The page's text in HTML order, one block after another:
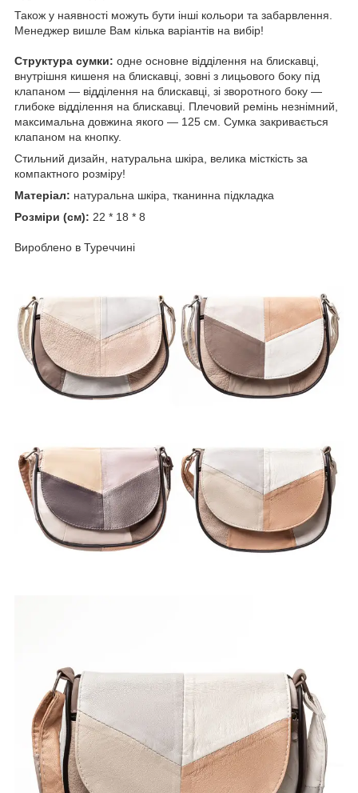
Також у наявності можуть бути інші кольори та забарвлення.
Менеджер вишле Вам кілька варіантів на вибір!
Структура сумки: одне основне відділення на блискавці,
внутрішня кишеня на блискавці, зовні з лицьового боку під
клапаном — відділення на блискавці, зі зворотного боку —
глибоке відділення на блискавці. Плечовий ремінь незнімний,
максимальна довжина якого — 125 см. Сумка закривається
клапаном на кнопку.
Стильний дизайн, натуральна шкіра, велика місткість за
компактного розміру!
Матеріал: натуральна шкіра, тканинна підкладка
Розміри (см): 22 * 18 * 8
Вироблено в Туреччині